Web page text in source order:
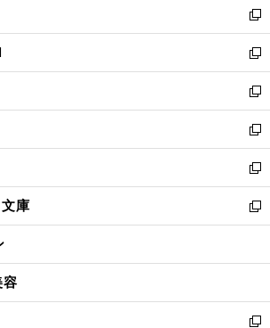
で
開
く
ド
ウ
で
開
く
ィ
ン
ド
ウ
で
開
く
い
ウ
ィ
ン
ド
ウ
で
開
く
新
し
い
ウ
ィ
ン
ド
ウ
で
開
く
新
し
い
ウ
ィ
ン
ド
ウ
で
開
新
し
い
ウ
ィ
ン
ド
ウ
開
新
し
い
ウ
ィ
ン
ウ
開
く
新
し
い
ウ
ン
ウ
で
庫
新
し
ウ
ン
ド
容
新